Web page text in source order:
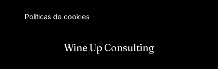
Políticas de cookies
Wine Up Consulting